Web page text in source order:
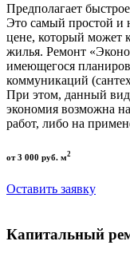
Предполагает
Это самый простой и
цене, который может
жилья. Ремонт
имеющегося
коммуникаций
При этом, данный вид
экономия возможна
работ, либо на
от 3 000 руб. м2
Оставить заявку
Капитальный